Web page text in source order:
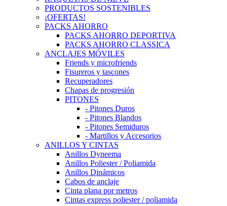
PRODUCTOS SOSTENIBLES
¡OFERTAS!
PACKS AHORRO
PACKS AHORRO DEPORTIVA
PACKS AHORRO CLASSICA
ANCLAJES MÓVILES
Friends y microfriends
Fisureros y tascones
Recuperadores
Chapas de progresión
PITONES
- Pitones Duros
- Pitones Blandos
- Pitones Semiduros
- Martillos y Accesorios
ANILLOS Y CINTAS
Anillos Dyneema
Anillos Poliester / Poliamida
Anillos Dinámicos
Cabos de anclaje
Cinta plana por metros
Cintas express poliester / poliamida